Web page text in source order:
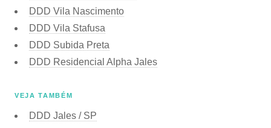
DDD Vila Nascimento
DDD Vila Stafusa
DDD Subida Preta
DDD Residencial Alpha Jales
VEJA TAMBÉM
DDD Jales / SP